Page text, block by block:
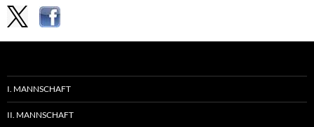
I. MANNSCHAFT
II. MANNSCHAFT